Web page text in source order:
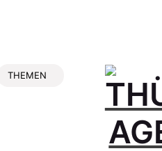
THEMEN